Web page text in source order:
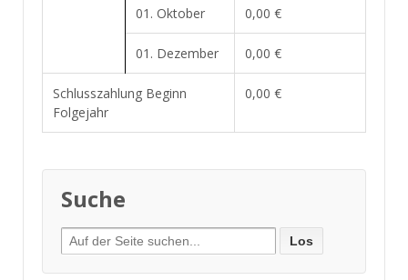
01. Oktober 0,00 €
01. Dezember 0,00 €
Schlusszahlung Beginn
Folgejahr
0,00 €
Suche
Suche
nach: